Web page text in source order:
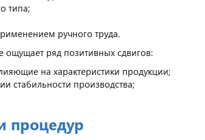
типа;
ручного труда.
ряд позитивных сдвигов:
на характеристики продукции;
стабильности производства;
процедур